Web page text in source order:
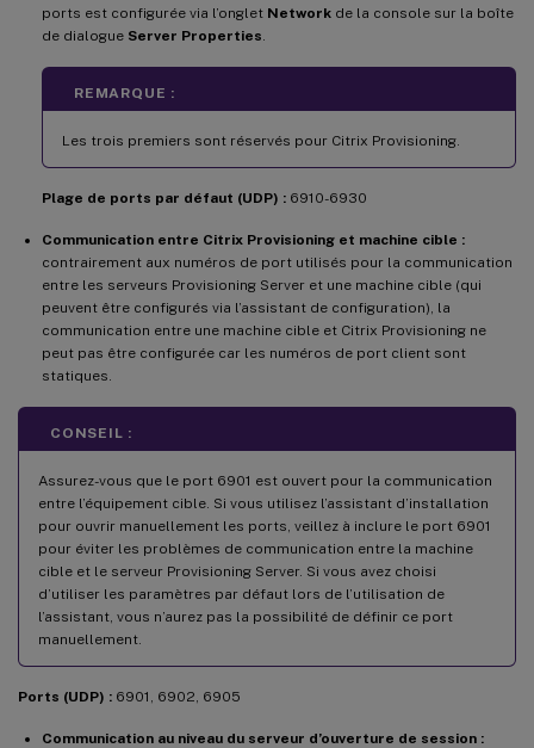
ports est configurée via l’onglet Network de la console sur la boîte
de dialogue Server Properties
REMARQUE :
Les trois premiers sont réservés pour Citrix Provisioning.
Plage de ports par défaut (UDP) : 6910-6930
Communication entre Citrix Provisioning et machine cible :
contrairement aux numéros de port utilisés pour la communication
entre les serveurs Provisioning Server et une machine cible (qui
peuvent être configurés via l’assistant de configuration), la
communication entre une machine cible et Citrix Provisioning ne
peut pas être configurée car les numéros de port client sont
statiques.
CONSEIL :
Assurez-vous que le port 6901 est ouvert pour la communication
entre l’équipement cible. Si vous utilisez l’assistant d’installation
pour ouvrir manuellement les ports, veillez à inclure le port 6901
pour éviter les problèmes de communication entre la machine
cible et le serveur Provisioning Server. Si vous avez choisi
d’utiliser les paramètres par défaut lors de l’utilisation de
l’assistant, vous n’aurez pas la possibilité de définir ce port
manuellement.
Ports (UDP) : 6901, 6902, 6905
Communication au niveau du serveur d’ouverture de session :